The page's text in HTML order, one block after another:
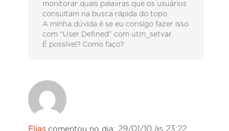
monitorar quais palavras que os usuários
consultam na busca rápida do topo.
A minha dúvida é se eu consigo fazer isso
com “User Defined” com utm_setvar.
É possível? Como faço?
Elias comentou no dia: 29/01/10 às 23:22